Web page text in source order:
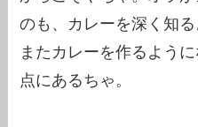
のも、カレーを深く知
またカレーを作るよう
点にあるちゃ。